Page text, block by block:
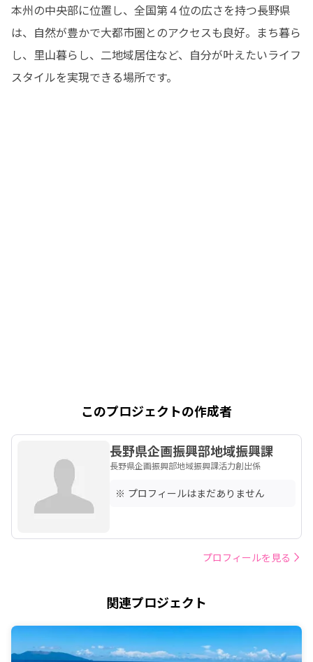
本州の中央部に位置し、全国第４位の広さを持つ長野県
は、自然が豊かで大都市圏とのアクセスも良好。まち暮ら
し、里山暮らし、二地域居住など、自分が叶えたいライフ
スタイルを実現できる場所です。
このプロジェクトの作成者
長野県企画振興部地域振興課
長野県企画振興部地域振興課活力創出係
※ プロフィールはまだありません
プロフィールを見る
関連プロジェクト